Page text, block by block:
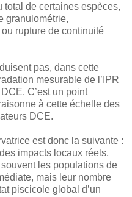
total de certaines espèces,
granulométrie,
rupture de continuité
pas, dans cette
mesurable de l’IPR
C’est un point
à cette échelle des
DCE.
est donc la suivante :
impacts locaux réels,
les populations de
mais leur nombre
piscicole global d’un